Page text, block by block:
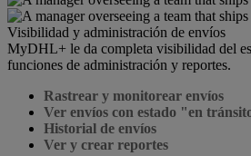
Visibilidad y administración de envíos
MyDHL+ le da completa visibilidad del
funciones de administración y reportes.
Rastrear y monitorear envíos
Ver envíos con estado "en
Historial de envíos
Ver y crear reportes